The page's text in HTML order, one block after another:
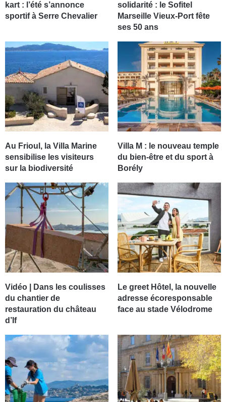
kart : l’été s’annonce
sportif à Serre Chevalier
solidarité : le Sofitel
Marseille Vieux-Port fête
ses 50 ans
Au Frioul, la Villa Marine
sensibilise les visiteurs
sur la biodiversité
Villa M : le nouveau temple
du bien-être et du sport à
Borély
Vidéo | Dans les coulisses
du chantier de
restauration du château
d’If
Le greet Hôtel, la nouvelle
adresse écoresponsable
face au stade Vélodrome